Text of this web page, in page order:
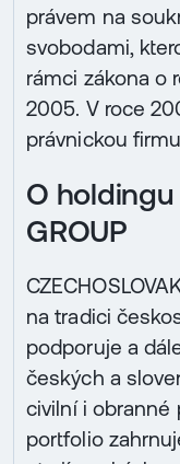
právem na
svobodami,
rámci zákona o
2005. V roce
právnickou
O holdingu
GROUP
na tradici
podporuje a
českých a
civilní i obranné
portfolio